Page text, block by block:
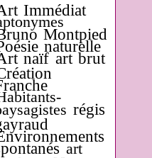
Immédiat
Montpied
naturelle
naïf art brut
régis
art